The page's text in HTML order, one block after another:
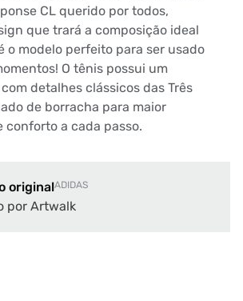
CL querido por todos,
que trará a composição ideal
o modelo perfeito para ser usado
O tênis possui um
detalhes clássicos das Três
de borracha para maior
conforto a cada passo.
originalADIDAS
por Artwalk